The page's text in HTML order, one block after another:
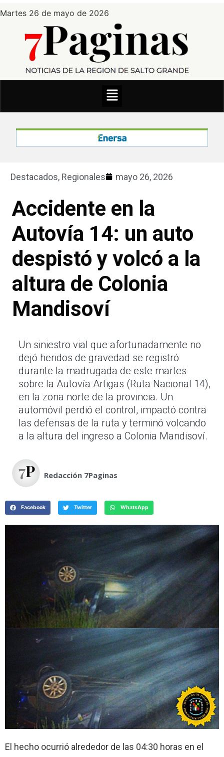
Martes 26 de mayo de 2026
Destacados, Regionales mayo 26, 2026
Accidente en la
Autovía 14: un auto
despistó y volcó a la
altura de Colonia
Mandisoví
Un siniestro vial que afortunadamente no
dejó heridos de gravedad se registró
durante la madrugada de este martes
sobre la Autovía Artigas (Ruta Nacional 14),
en la zona norte de la provincia. Un
automóvil perdió el control, impactó contra
las defensas de la ruta y terminó volcando
a la altura del ingreso a Colonia Mandisoví.
Redacción 7Paginas
Facebook Twitter WhatsApp
El hecho ocurrió alrededor de las 04:30 horas en el